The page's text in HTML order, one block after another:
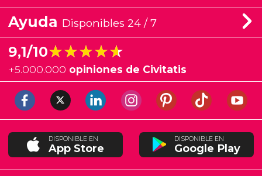
Ayuda Disponibles 24 / 7
9,1/10★★★★★
★★★★★
+5.000.000 opiniones de Civitatis
DISPONIBLE EN
App Store
DISPONIBLE EN
Google Play